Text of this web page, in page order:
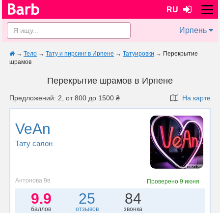
RU
Ирпень
→ Тело → Тату и пирсинг в Ирпене → Татуировки → Перекрытие
шрамов
Перекрытие шрамов в Ирпене
Предложений: 2, от 800 до 1500 ₴ На карте
VeAn
Тату салон
Антонова 9в Проверено9 июня
9.9
баллов
25
отзывов
84
звонка